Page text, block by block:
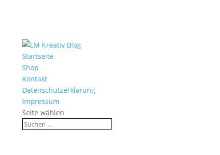
Startseite
Shop
Kontakt
Datenschutzerklärung
Impressum
Seite wählen